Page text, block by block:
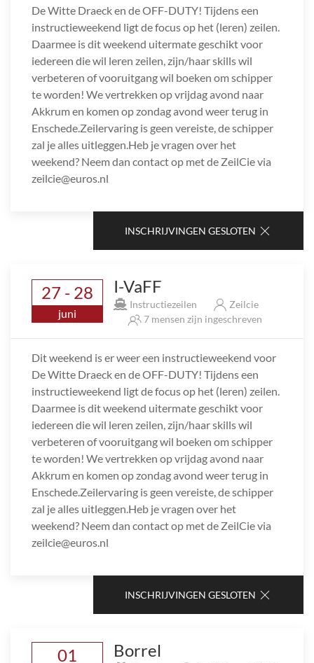
De Witte Draeck en de OFF-DUTY! Tijdens een
instructieweekend ligt de focus op het (leren) zeilen.
Daarmee is dit weekend uitermate geschikt voor
iedereen die wil leren zeilen, zijn/haar skills wil
verbeteren of vooruitgang wil boeken om schipper
te worden! We vertrekken op vrijdag avond naar
Akkrum en komen op zondag avond weer terug in
Enschede.Zeilervaring is geen vereiste, de schipper
zal je alles uitleggen.Heb je vragen over het
weekend? Neem dan contact op met de ZeilCie via
zeilcie@euros.nl
INSCHRIJVINGEN GESLOTEN
27 - 28
juni
I-VaFF
Instructiezeilen
Zeilcie
7 mensen zijn ingeschreven
Dit weekend is er weer een instructieweekend voor
De Witte Draeck en de OFF-DUTY! Tijdens een
instructieweekend ligt de focus op het (leren) zeilen.
Daarmee is dit weekend uitermate geschikt voor
iedereen die wil leren zeilen, zijn/haar skills wil
verbeteren of vooruitgang wil boeken om schipper
te worden! We vertrekken op vrijdag avond naar
Akkrum en komen op zondag avond weer terug in
Enschede.Zeilervaring is geen vereiste, de schipper
zal je alles uitleggen.Heb je vragen over het
weekend? Neem dan contact op met de ZeilCie via
zeilcie@euros.nl
INSCHRIJVINGEN GESLOTEN
01 Borrel